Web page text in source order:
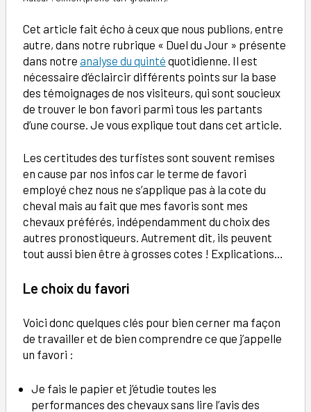
Cet article fait écho à ceux que nous publions, entre
autre, dans notre rubrique « Duel du Jour » présente
dans notre analyse du quinté quotidienne. Il est
nécessaire d’éclaircir différents points sur la base
des témoignages de nos visiteurs, qui sont soucieux
de trouver le bon favori parmi tous les partants
d’une course. Je vous explique tout dans cet article.
Les certitudes des turfistes sont souvent remises
en cause par nos infos car le terme de favori
employé chez nous ne s’applique pas à la cote du
cheval mais au fait que mes favoris sont mes
chevaux préférés, indépendamment du choix des
autres pronostiqueurs. Autrement dit, ils peuvent
tout aussi bien être à grosses cotes ! Explications…
Le choix du favori
Voici donc quelques clés pour bien cerner ma façon
de travailler et de bien comprendre ce que j’appelle
un favori :
Je fais le papier et j’étudie toutes les
performances des chevaux sans lire l’avis des